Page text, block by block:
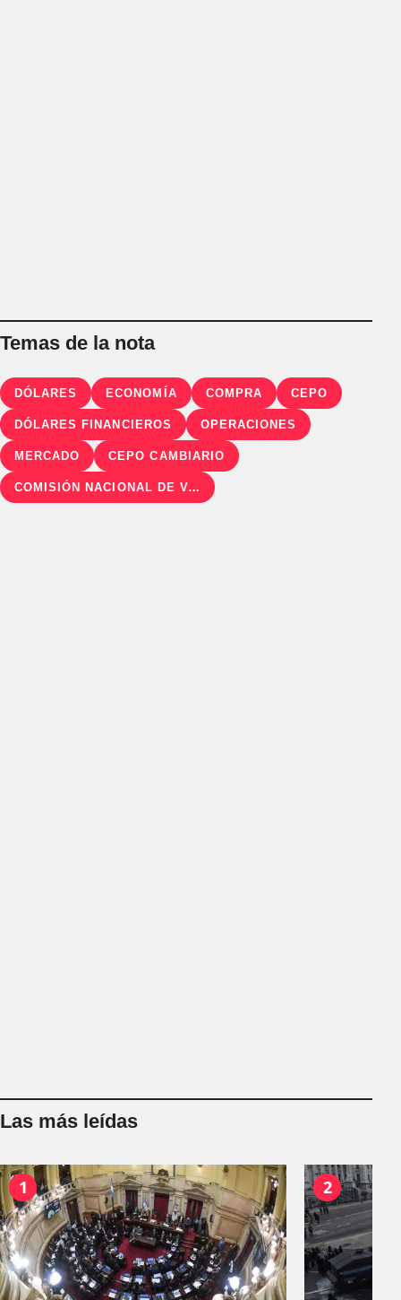
Temas de la nota
DÓLARES ECONOMÍA COMPRA CEPO
DÓLARES FINANCIEROS OPERACIONES
MERCADO CEPO CAMBIARIO
COMISIÓN NACIONAL DE VALORES
Las más leídas
1 2